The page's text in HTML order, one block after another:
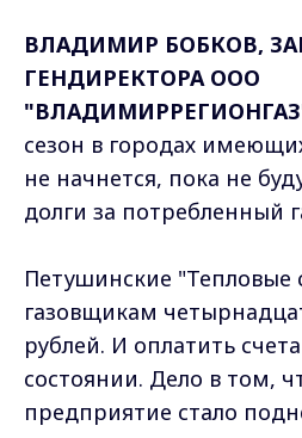
ВЛАДИМИР БОБКОВ,
ГЕНДИРЕКТОРА ООО
сезон в городах
не начнется, пока не
долги за потребленный
Петушинские "Тепловые
газовщикам
рублей. И оплатить
состоянии. Дело в том,
предприятие стало